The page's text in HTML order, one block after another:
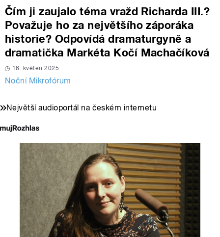
Čím ji zaujalo téma vražd Richarda III.?
Považuje ho za největšího záporáka
historie? Odpovídá dramaturgyně a
dramatička Markéta Kočí Machačíková
16. květen 2025
Noční Mikrofórum
Největší audioportál na českém internetu